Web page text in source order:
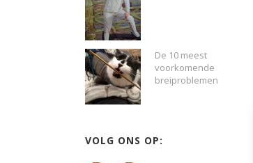
De 10 meest
voorkomende
breiproblemen
VOLG ONS OP: